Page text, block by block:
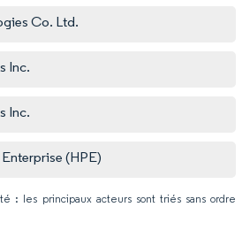
Co. Ltd.
Inc.
Inc.
(HPE)
: les principaux acteurs sont triés sans ordre